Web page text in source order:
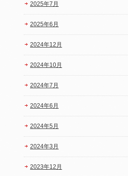
2025年7月
2025年6月
2024年12月
2024年10月
2024年7月
2024年6月
2024年5月
2024年3月
2023年12月